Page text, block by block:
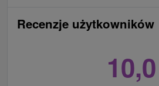
Recenzje użytkowników
10,0